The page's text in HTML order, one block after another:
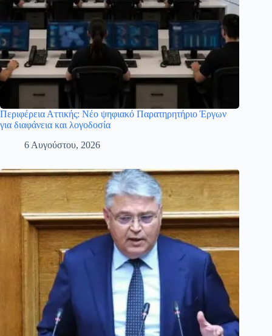
Περιφέρεια Αττικής: Νέο ψηφιακό Παρατηρητήριο Έργων
για διαφάνεια και λογοδοσία
6 Αυγούστου, 2026